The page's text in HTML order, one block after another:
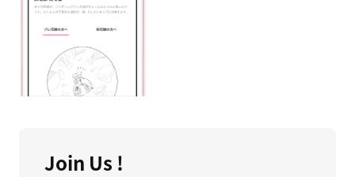
Join Us !